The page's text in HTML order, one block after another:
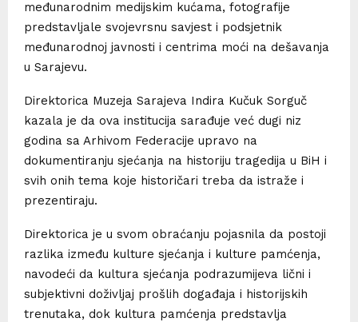
međunarodnim medijskim kućama, fotografije
predstavljale svojevrsnu savjest i podsjetnik
međunarodnoj javnosti i centrima moći na dešavanja
u Sarajevu.
Direktorica Muzeja Sarajeva Indira Kučuk Sorguč
kazala je da ova institucija sarađuje već dugi niz
godina sa Arhivom Federacije upravo na
dokumentiranju sjećanja na historiju tragedija u BiH i
svih onih tema koje historičari treba da istraže i
prezentiraju.
Direktorica je u svom obraćanju pojasnila da postoji
razlika između kulture sjećanja i kulture pamćenja,
navodeći da kultura sjećanja podrazumijeva lični i
subjektivni doživljaj prošlih događaja i historijskih
trenutaka, dok kultura pamćenja predstavlja